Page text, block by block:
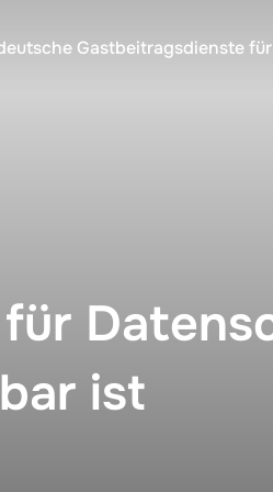
Gastbeitragsdienste
ist